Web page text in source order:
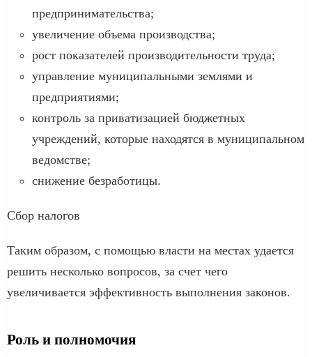
предпринимательства;
увеличение объема производства;
рост показателей производительности труда;
управление муниципальными землями и
предприятиями;
контроль за приватизацией бюджетных
учреждений, которые находятся в муниципальном
ведомстве;
снижение безработицы.
Сбор налогов
Таким образом, с помощью власти на местах удается
решить несколько вопросов, за счет чего
увеличивается эффективность выполнения законов.
Роль и полномочия